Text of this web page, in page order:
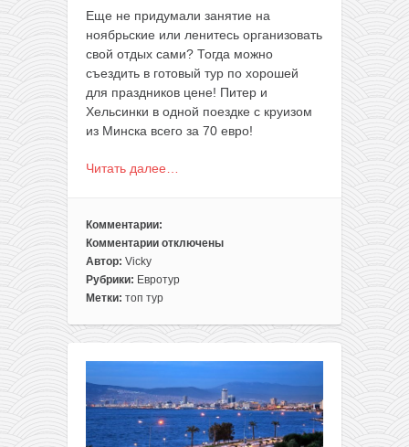
Еще не придумали занятие на
ноябрьские или ленитесь организовать
свой отдых сами? Тогда можно
съездить в готовый тур по хорошей
для праздников цене! Питер и
Хельсинки в одной поездке с круизом
из Минска всего за 70 евро!
Читать далее…
Комментарии:
Комментарии
к
записи
На
Хельсинки
из
Минска
всего
отключены
Автор: Vicky
Рубрики: Евротур
Метки: топ тур